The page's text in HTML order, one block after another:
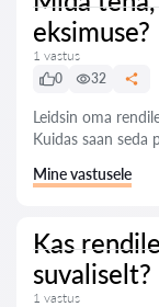
eksimuse?
1 vastus
0
32
Leidsin oma
Kuidas saan seda
Mine vastusele
Kas
suvaliselt?
1 vastus